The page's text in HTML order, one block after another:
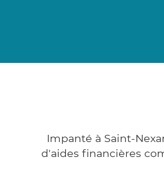
Impanté à Saint-
d'aides financières